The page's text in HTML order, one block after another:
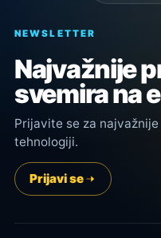
NEWSLETTER
Najvažnije
svemira na
Prijavite se za
tehnologiji.
Prijavi se